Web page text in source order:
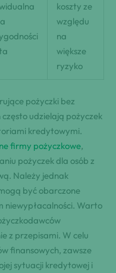
koszty ze
względu
na
większe
ryzyko
pożyczki bez
udzielają pożyczek
kredytowymi.
firmy pożyczkowe,
pożyczek dla osób z
Należy jednak
być obarczone
niewypłacalności. Warto
z przepisami. W celu
finansowych, zawsze
sytuacji kredytowej i